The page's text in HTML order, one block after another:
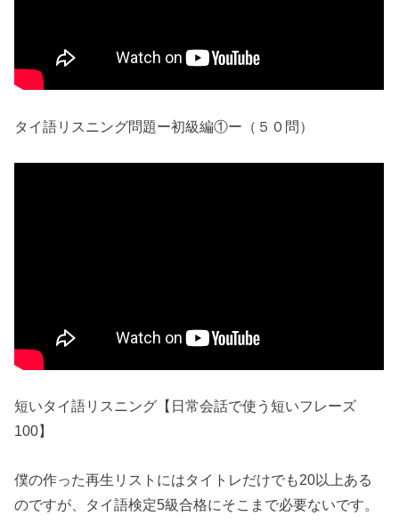
タイ語リスニング問題ー初級編①ー（５０問）
短いタイ語リスニング【日常会話で使う短いフレーズ
100】
僕の作った再生リストにはタイトレだけでも20以上ある
のですが、タイ語検定5級合格にそこまで必要ないです。